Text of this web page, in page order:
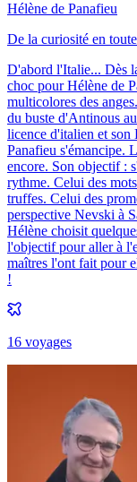
Hélène de Panafieu
De la curiosité en
D'abord l'Italie... Dès
choc pour Hélène de
multicolores des
du buste d'Antinous
licence d'italien et
Panafieu s'émancipe.
encore. Son objectif :
rythme. Celui des
truffes. Celui des
perspective Nevski à
Hélène choisit
l'objectif pour aller à
maîtres l'ont fait pour
!
16 voyages